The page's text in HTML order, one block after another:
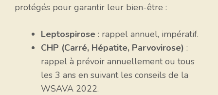
protégés pour garantir leur bien-être :
Leptospirose : rappel annuel, impératif.
CHP (Carré, Hépatite, Parvovirose) :
rappel à prévoir annuellement ou tous
les 3 ans en suivant les conseils de la
WSAVA 2022.